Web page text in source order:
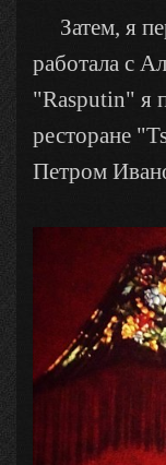
Затем, я
работала с
"Rasputin" я
ресторане
Петром